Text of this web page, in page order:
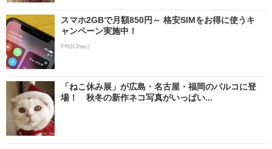
スマホ2GBで月額850円～ 格安SIMをお得に使うキ
ャンペーン実施中！
PR(IIJmio)
「ねこ休み展」が広島・名古屋・福岡のパルコに登
場！ 秋冬の新作ネコ写真がいっぱい...